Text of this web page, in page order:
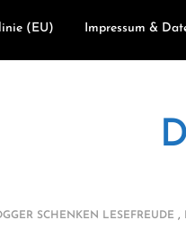
(EU) Impressum &
SCHENKEN LESEFREUDE ,